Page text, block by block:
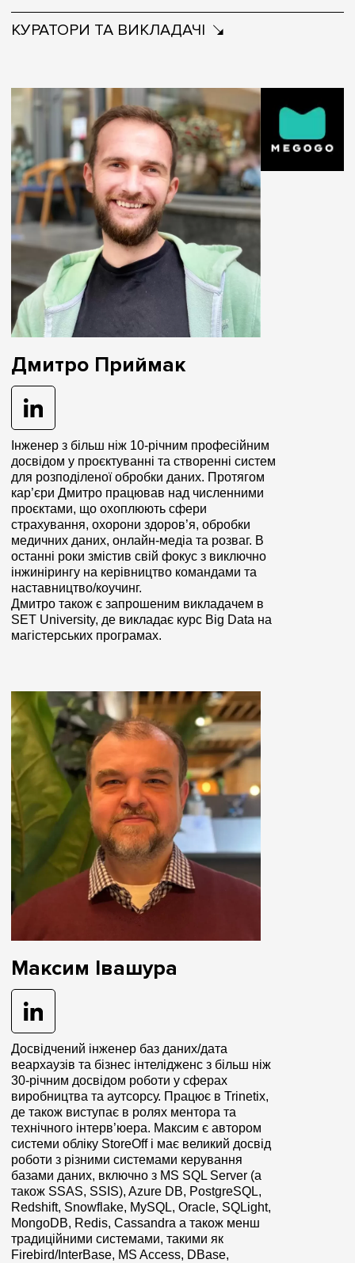
КУРАТОРИ ТА ВИКЛАДАЧІ
Дмитро Приймак
Інженер з більш ніж 10-річним професійним
досвідом у проєктуванні та створенні систем
для розподіленої обробки даних. Протягом
кар’єри Дмитро працював над численними
проєктами, що охоплюють сфери
страхування, охорони здоров’я, обробки
медичних даних, онлайн-медіа та розваг. В
останні роки змістив свій фокус з виключно
інжинірингу на керівництво командами та
наставництво/коучинг.
Дмитро також є запрошеним викладачем в
SET University, де викладає курс Big Data на
магістерських програмах.
Максим Івашура
Досвідчений інженер баз даних/дата
веархаузів та бізнес інтелідженс з більш ніж
30-річним досвідом роботи у сферах
виробництва та аутсорсу. Працює в Trinetix,
де також виступає в ролях ментора та
технічного інтерв’юера. Максим є автором
системи обліку StoreOff і має великий досвід
роботи з різними системами керування
базами даних, включно з MS SQL Server (а
також SSAS, SSIS), Azure DB, PostgreSQL,
Redshift, Snowflake, MySQL, Oracle, SQLight,
MongoDB, Redis, Cassandra а також менш
традиційними системами, такими як
Firebird/InterBase, MS Access, DBase,